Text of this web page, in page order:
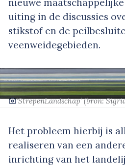
nieuwe
uiting in de discussies
stikstof en de
veenweidegebieden.
‘StrepenLandschap’(bron:
Het probleem hierbij is
realiseren van een
inrichting van het